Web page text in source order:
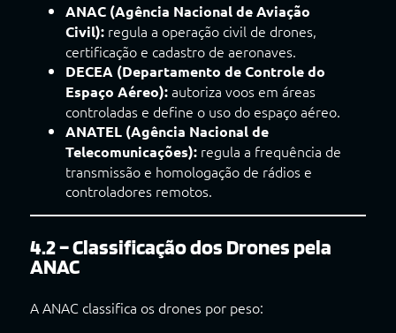
ANAC (Agência Nacional de Aviação
Civil):regula a operação civil de drones,
certificação e cadastro de aeronaves.
DECEA (Departamento de Controle do
Espaço Aéreo):autoriza voos em áreas
controladas e define o uso do espaço aéreo.
ANATEL (Agência Nacional de
Telecomunicações):regula a frequência de
transmissão e homologação de rádios e
controladores remotos.
4.2 – Classificação dos Drones pela
ANAC
A ANAC classifica os drones por peso: